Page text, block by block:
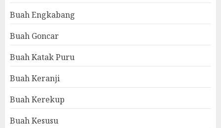
Buah Engkabang
Buah Goncar
Buah Katak Puru
Buah Keranji
Buah Kerekup
Buah Kesusu